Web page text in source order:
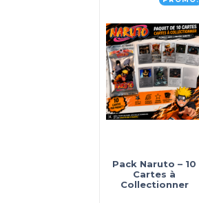
Pack Naruto – 10
Cartes à
Collectionner